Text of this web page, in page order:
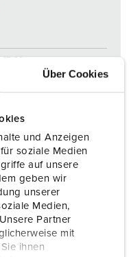
Über Cookies
und Anzeigen
soziale Medien
auf unsere
geben wir
unserer
Medien,
Partner
mit
ihnen
3 p
110 V
Schraubkontakt